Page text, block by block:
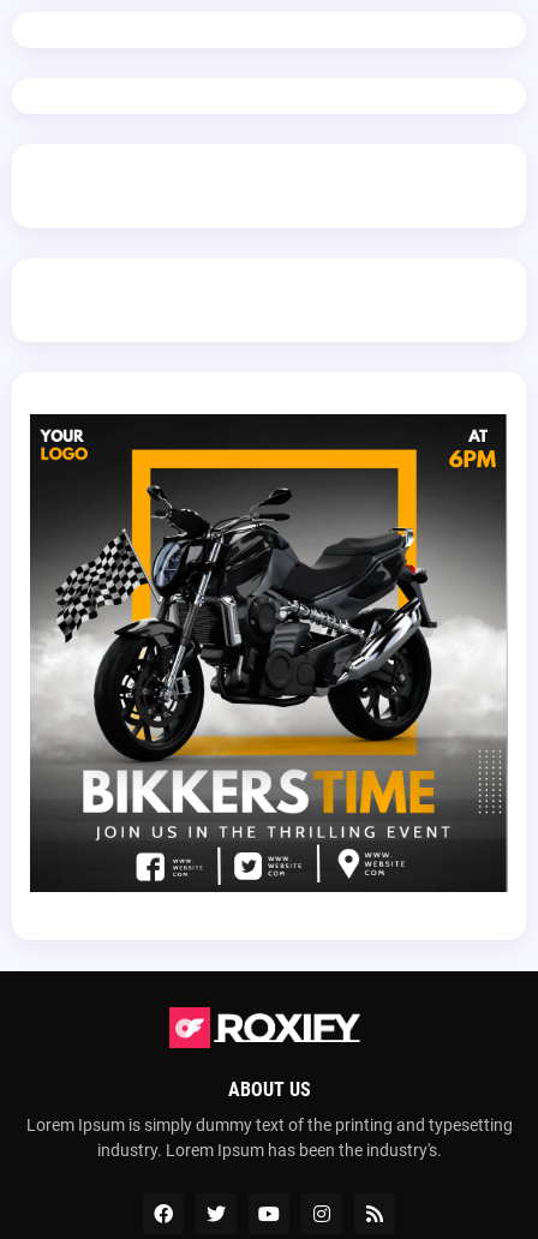
ABOUT US
Lorem Ipsum is simply dummy text of the printing and typesetting
industry. Lorem Ipsum has been the industry's.